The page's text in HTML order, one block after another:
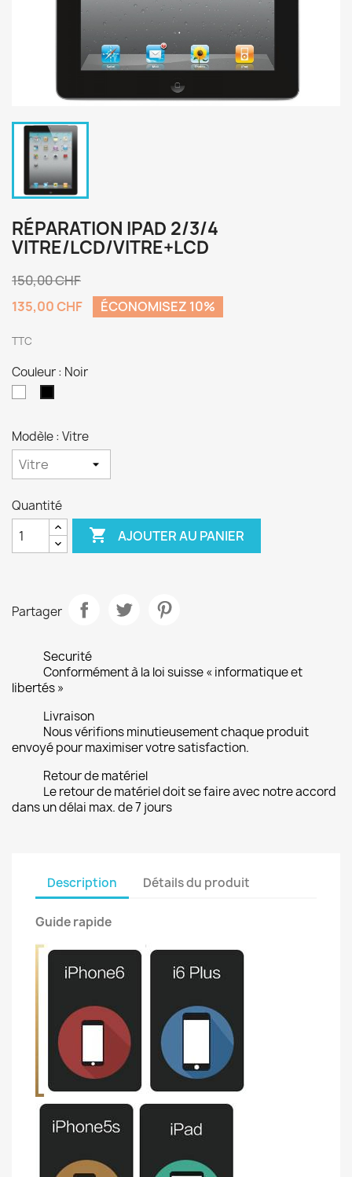
RÉPARATION IPAD 2/3/4
VITRE/LCD/VITRE+LCD
150,00 CHF
135,00 CHF
ÉCONOMISEZ 10%
TTC
Couleur : Noir
Modèle : Vitre
Quantité
 AJOUTER AU PANIER
Partager
Securité
Conformément à la loi suisse « informatique et
libertés »
Livraison
Nous vérifions minutieusement chaque produit
envoyé pour maximiser votre satisfaction.
Retour de matériel
Le retour de matériel doit se faire avec notre accord
dans un délai max. de 7 jours
Description Détails du produit
Guide rapide